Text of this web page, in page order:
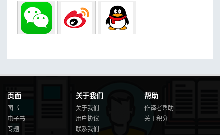
页面
图书
电子书
专题
关于我们
关于我们
用户协议
联系我们
帮助
作译者帮助
关于积分